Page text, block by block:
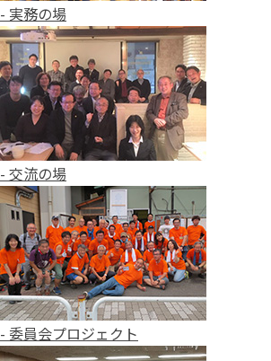
- 実務の場
- 交流の場
- 委員会プロジェクト